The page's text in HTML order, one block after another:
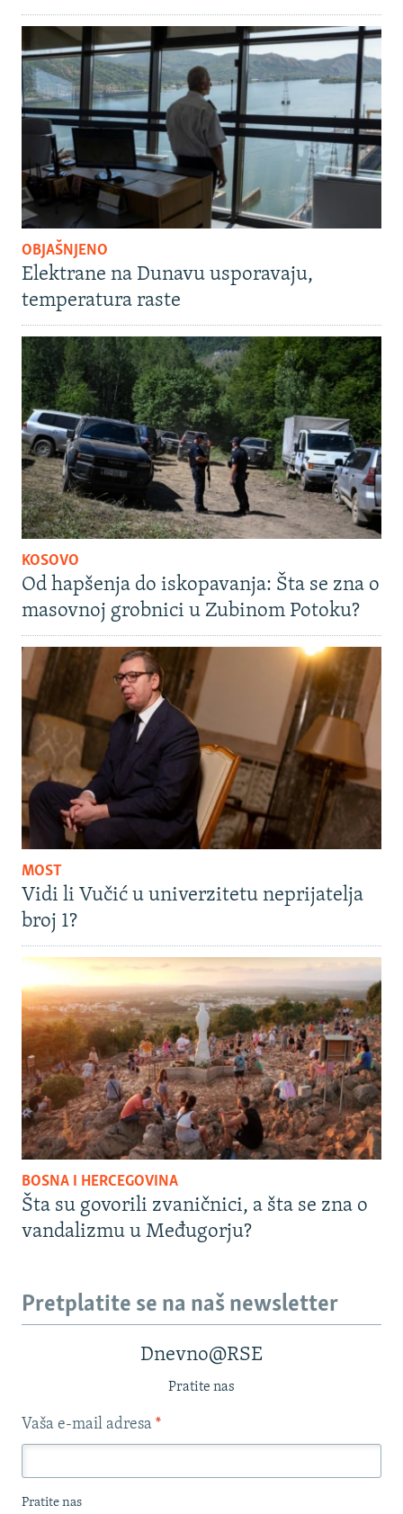
OBJAŠNJENO
Elektrane na Dunavu usporavaju,
temperatura raste
KOSOVO
Od hapšenja do iskopavanja: Šta se zna o
masovnoj grobnici u Zubinom Potoku?
MOST
Vidi li Vučić u univerzitetu neprijatelja
broj 1?
BOSNA I HERCEGOVINA
Šta su govorili zvaničnici, a šta se zna o
vandalizmu u Međugorju?
Pretplatite se na naš newsletter
Dnevno@RSE
Pratite nas
Vaša e-mail adresa *
Pratite nas